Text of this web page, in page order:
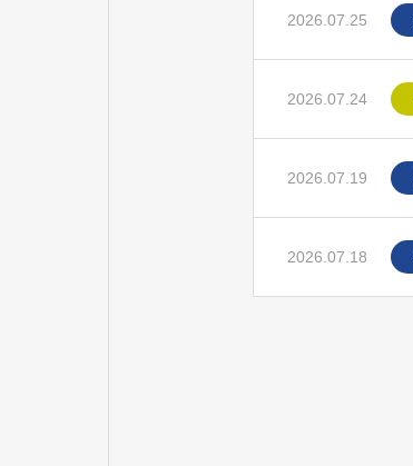
2026.07.25
2026.07.24
2026.07.19
2026.07.18